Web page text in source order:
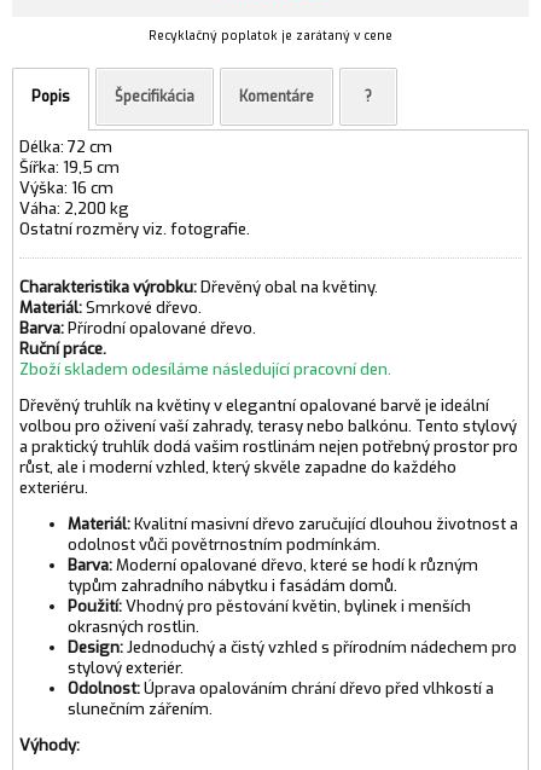
Recyklačný poplatok je zarátaný v cene
Popis Špecifikácia Komentáre ?
Délka: 72 cm
Šířka: 19,5 cm
Výška: 16 cm
Váha: 2,200 kg
Ostatní rozměry viz. fotografie.
Charakteristika výrobku:Dřevěný obal na květiny.
Materiál:Smrkové dřevo.
Barva:Přírodní opalované dřevo.
Ruční práce.
Zboží skladem odesíláme následující pracovní den.
Dřevěný truhlík na květiny v elegantní opalované barvě je ideální
volbou pro oživení vaší zahrady, terasy nebo balkónu. Tento stylový
a praktický truhlík dodá vašim rostlinám nejen potřebný prostor pro
růst, ale i moderní vzhled, který skvěle zapadne do každého
exteriéru.
Materiál:Kvalitní masivní dřevo zaručující dlouhou životnost a
odolnost vůči povětrnostním podmínkám.
Barva:Moderní opalované dřevo, které se hodí k různým
typům zahradního nábytku i fasádám domů.
Použití:Vhodný pro pěstování květin, bylinek i menších
okrasných rostlin.
Design:Jednoduchý a čistý vzhled s přírodním nádechem pro
stylový exteriér.
Odolnost:Úprava opalováním chrání dřevo před vlhkostí a
slunečním zářením.
Výhody: